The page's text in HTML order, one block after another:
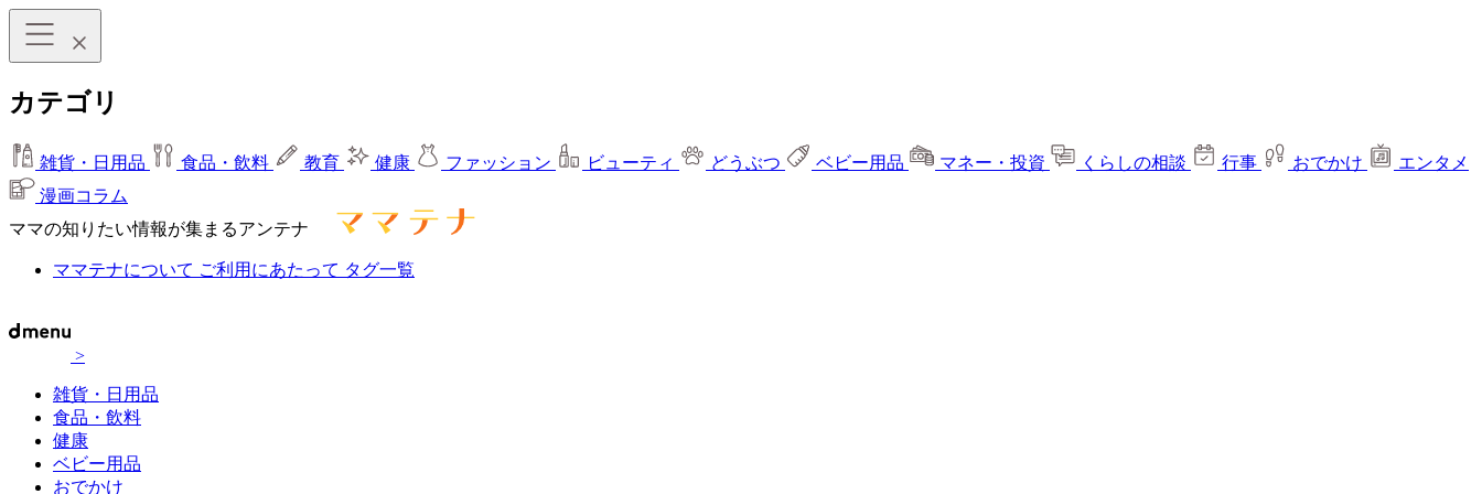
カテゴリ
雑貨・日用品 食品・飲料 教育 健康 ファッション ビューティ どうぶつ ベビー用品 マネー・投資 くらしの相談 行事 おでかけ
エンタメ
漫画コラム
ママの知りたい情報が集まるアンテナ
ママテナについて ご利用にあたって タグ一覧
>
雑貨・日用品
食品・飲料
健康
ベビー用品
おでかけ